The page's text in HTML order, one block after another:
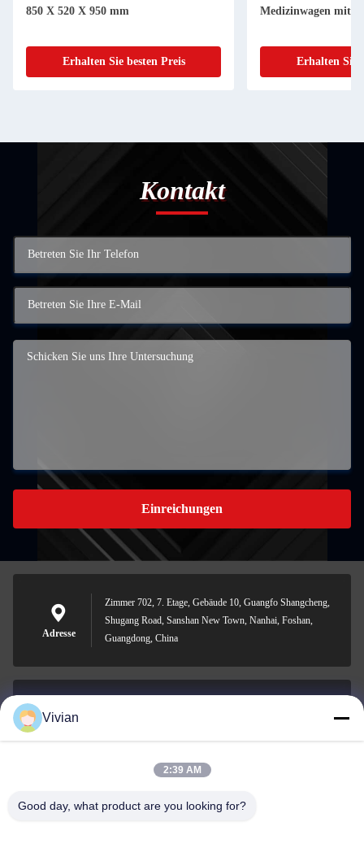
850 X 520 X 950 mm
Erhalten Sie besten Preis
Medizinwagen mit
Erhalten Sie
Kontakt
Einreichungen
Adresse
Zimmer 702, 7. Etage, Gebäude 10, Guangfo Shangcheng,
Shugang Road, Sanshan New Town, Nanhai, Foshan,
Guangdong, China
0086-158-1879-0524
Vivian
2:39 AM
Good day, what product are you looking for?